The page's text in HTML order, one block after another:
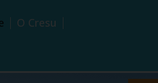
O Cresu